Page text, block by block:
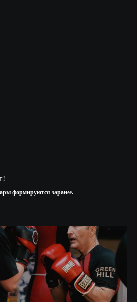
формируются заранее.